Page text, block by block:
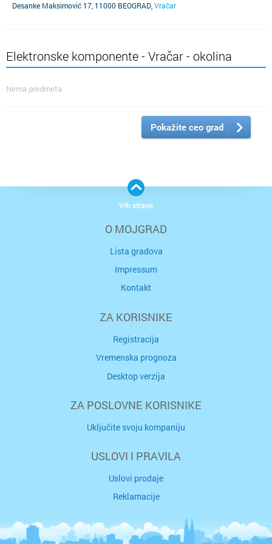
Desanke Maksimović 17, 11000 BEOGRAD Vračar
Elektronske komponente - Vračar - okolina
Nema predmeta
Pokažite ceo grad
O MOJGRAD
Lista gradova
Impressum
Kontakt
ZA KORISNIKE
Registracija
Vremenska prognoza
Desktop verzija
ZA POSLOVNE KORISNIKE
Uključite svoju kompaniju
USLOVI I PRAVILA
Uslovi prodaje
Reklamacije
Vrh strane